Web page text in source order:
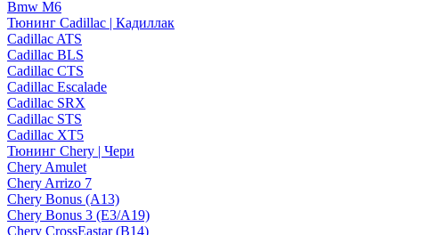
Bmw М6
Тюнинг Cadillac | Кадиллак
Cadillac ATS
Cadillac BLS
Cadillac CTS
Cadillac Escalade
Cadillac SRX
Cadillac STS
Cadillac XT5
Тюнинг Chery | Чери
Chery Amulet
Chery Arrizo 7
Chery Bonus (A13)
Chery Bonus 3 (E3/A19)
Chery CrossEastar (B14)